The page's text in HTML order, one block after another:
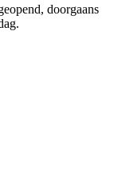
doorgaans